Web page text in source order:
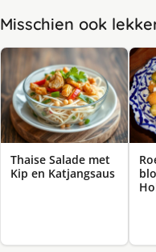
Misschien ook
Thaise Salade met
Kip en Katjangsaus